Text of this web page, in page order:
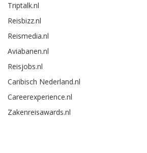
Triptalk.nl
Reisbizz.nl
Reismedia.nl
Aviabanen.nl
Reisjobs.nl
Caribisch Nederland.nl
Careerexperience.nl
Zakenreisawards.nl